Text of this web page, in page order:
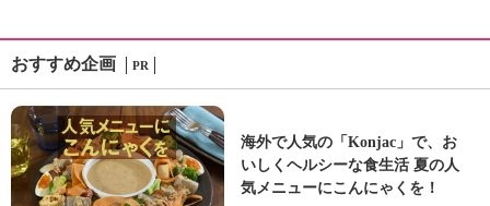
おすすめ企画 PR
海外で人気の「Konjac」で、お
いしくヘルシーな食生活 夏の人
気メニューにこんにゃくを！